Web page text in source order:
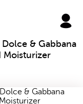
& Gabbana
Moisturizer